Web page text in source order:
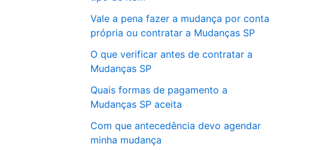
Vale a pena fazer a mudança por conta
própria ou contratar a Mudanças SP
O que verificar antes de contratar a
Mudanças SP
Quais formas de pagamento a
Mudanças SP aceita
Com que antecedência devo agendar
minha mudança